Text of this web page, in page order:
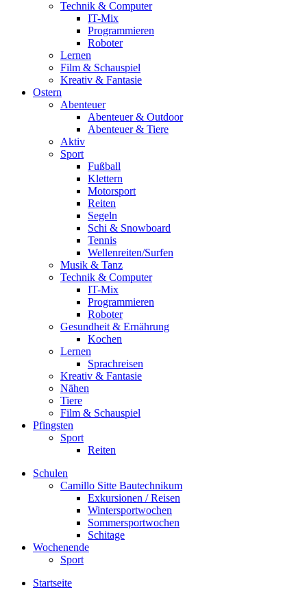
Technik & Computer
IT-Mix
Programmieren
Roboter
Lernen
Film & Schauspiel
Kreativ & Fantasie
Ostern
Abenteuer
Abenteuer & Outdoor
Abenteuer & Tiere
Aktiv
Sport
Fußball
Klettern
Motorsport
Reiten
Segeln
Schi & Snowboard
Tennis
Wellenreiten/Surfen
Musik & Tanz
Technik & Computer
IT-Mix
Programmieren
Roboter
Gesundheit & Ernährung
Kochen
Lernen
Sprachreisen
Kreativ & Fantasie
Nähen
Tiere
Film & Schauspiel
Pfingsten
Sport
Reiten
Schulen
Camillo Sitte Bautechnikum
Exkursionen / Reisen
Wintersportwochen
Sommersportwochen
Schitage
Wochenende
Sport
Startseite